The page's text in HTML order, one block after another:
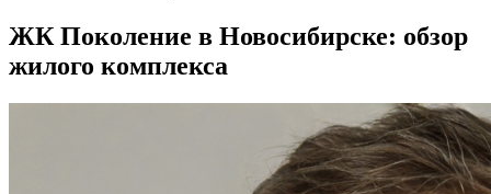
ЖК Поколение в Новосибирске: обзор
жилого комплекса